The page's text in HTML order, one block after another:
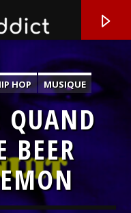
HOP
MUSIQUE
BEER